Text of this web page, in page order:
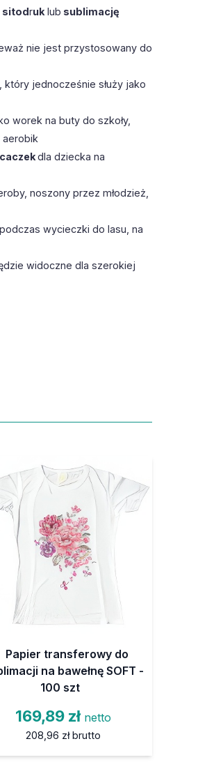
sitodruklub sublimację
nie jest przystosowany do
, który jednocześnie służy jako
worek na buty do szkoły,
dla dziecka na
noszony przez młodzież,
wycieczki do lasu, na
widoczne dla szerokiej
Papier transferowy do
na bawełnę SOFT -
100 szt
169,89 zł netto
208,96 zł brutto